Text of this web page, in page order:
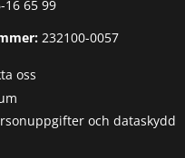
16 65 99
232100-0057
oss
och dataskydd